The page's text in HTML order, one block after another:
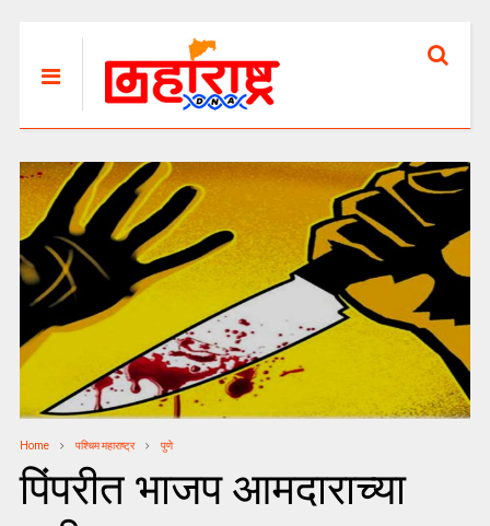
Home पश्चिम महाराष्ट्र पुणे
पिंपरीत भाजप आमदाराच्या